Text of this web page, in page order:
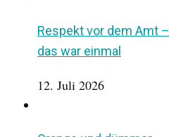
Respekt vor dem Amt –
das war einmal
12. Juli 2026